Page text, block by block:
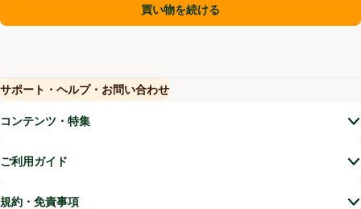
買い物を続ける
サポート・ヘルプ・お問い合わせ
(新しいウィンドウで開く)
コンテンツ・特集
ご利用ガイド
規約・免責事項